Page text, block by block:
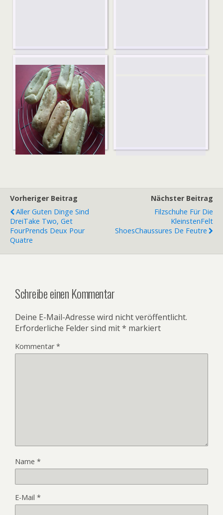
Vorheriger Beitrag
Aller Guten Dinge Sind
DreiTake Two, Get
FourPrends Deux Pour
Quatre
Nächster Beitrag
Filzschuhe Für Die
KleinstenFelt
ShoesChaussures De Feutre
Schreibe einen Kommentar
Deine E-Mail-Adresse wird nicht veröffentlicht.
Erforderliche Felder sind mit* markiert
Kommentar*
Name *
E-Mail *